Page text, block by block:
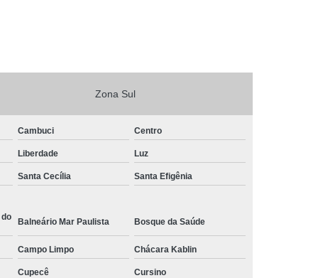
Zona Sul
Cambuci Centro
Liberdade Luz
Santa Cecília Santa Efigênia
Balneário Mar Paulista Bosque da Saúde
Campo Limpo Chácara Kablin
Cupecê Cursino